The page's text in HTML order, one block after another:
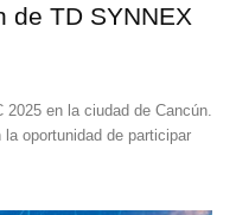
de TD SYNNEX
en la ciudad de Cancún.
oportunidad de participar